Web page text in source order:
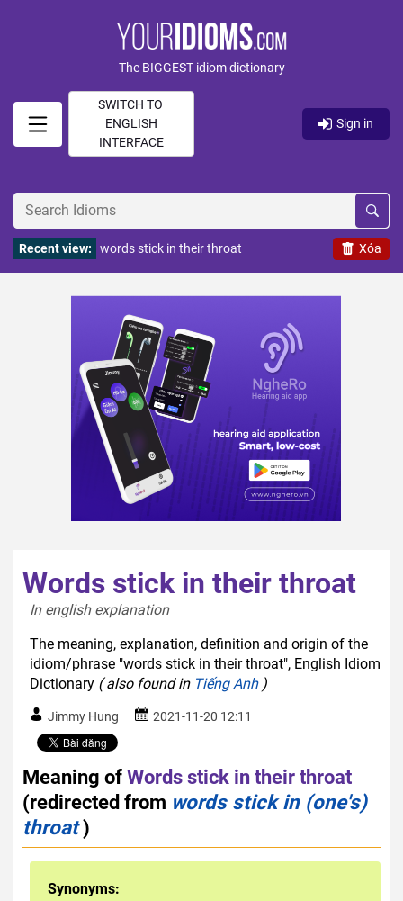
The BIGGEST idiom dictionary
SWITCH TO
ENGLISH
INTERFACE
Sign in
Xóa
Recent view: words stick in their throat
Words stick in their throat
In english explanation
The meaning, explanation, definition and origin of the
idiom/phrase "words stick in their throat", English Idiom
Dictionary ( also found in Tiếng Anh)
Jimmy Hung 2021-11-20 12:11
Meaning ofWords stick in their throat
(redirected from words stick in (one's)
throat)
Synonyms: